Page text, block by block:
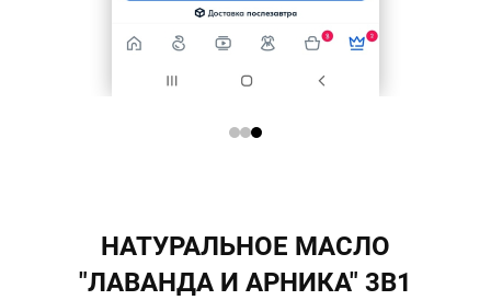
НАТУРАЛЬНОЕ МАСЛО
"ЛАВАНДА И АРНИКА" 3В1